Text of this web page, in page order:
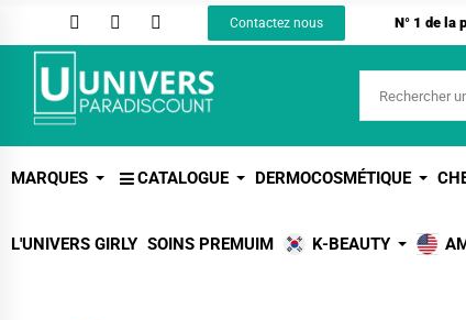
Contactez nous N° 1 de la
MARQUES CATALOGUE DERMOCOSMÉTIQUE
L'UNIVERS GIRLY SOINS PREMUIM K-BEAUTY